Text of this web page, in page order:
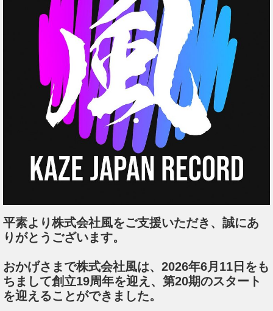
平素より株式会社風をご支援いただき、誠にあ
りがとうございます。
おかげさまで株式会社風は、2026年6月11日をも
ちまして創立19周年を迎え、第20期のスタート
を迎えることができました。